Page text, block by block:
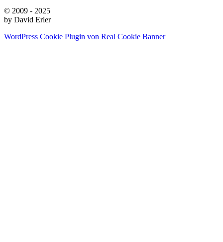
© 2009 - 2025
by David Erler
WordPress Cookie Plugin von Real Cookie Banner